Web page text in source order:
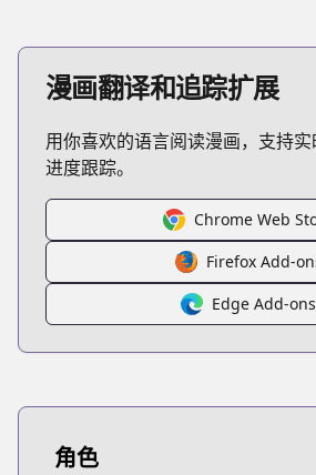
漫画翻译和追踪扩展
用你喜欢的语言阅读漫画，支持
进度跟踪。
Chrome Web
Firefox Add-
Edge Add-ons
角色